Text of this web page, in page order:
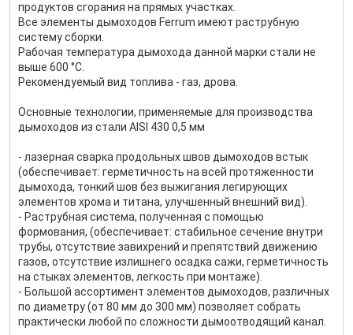
продуктов сгорания на прямых участках.
Все элементы дымоходов Ferrum имеют раструбную
систему сборки.
Рабочая температура дымохода данной марки стали не
выше 600 °С.
Рекомендуемый вид топлива - газ, дрова.
Основные технологии, применяемые для производства
дымоходов из стали AISI 430 0,5 мм
- лазерная сварка продольных швов дымоходов встык
(обеспечивает: герметичность на всей протяженности
дымохода, тонкий шов без выжигания легирующих
элементов хрома и титана, улучшенный внешний вид).
- Раструбная система, полученная с помощью
формования, (обеспечивает: стабильное сечение внутри
трубы, отсутствие завихрений и препятствий движению
газов, отсутствие излишнего осадка сажи, герметичность
на стыках элементов, легкость при монтаже).
- Большой ассортимент элементов дымоходов, различных
по диаметру (от 80 мм до 300 мм) позволяет собрать
практически любой по сложности дымоотводящий канал.